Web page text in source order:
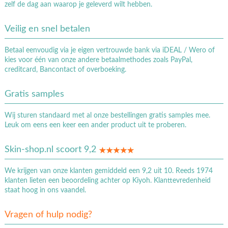
zelf de dag aan waarop je geleverd wilt hebben.
Veilig en snel betalen
Betaal eenvoudig via je eigen vertrouwde bank via iDEAL / Wero of
kies voor één van onze andere betaalmethodes zoals PayPal,
creditcard, Bancontact of overboeking.
Gratis samples
Wij sturen standaard met al onze bestellingen gratis samples mee.
Leuk om eens een keer een ander product uit te proberen.
Skin-shop.nl scoort 9,2
We krijgen van onze klanten gemiddeld een 9,2 uit 10. Reeds 1974
klanten lieten een beoordeling achter op Kiyoh. Klanttevredenheid
staat hoog in ons vaandel.
Vragen of hulp nodig?